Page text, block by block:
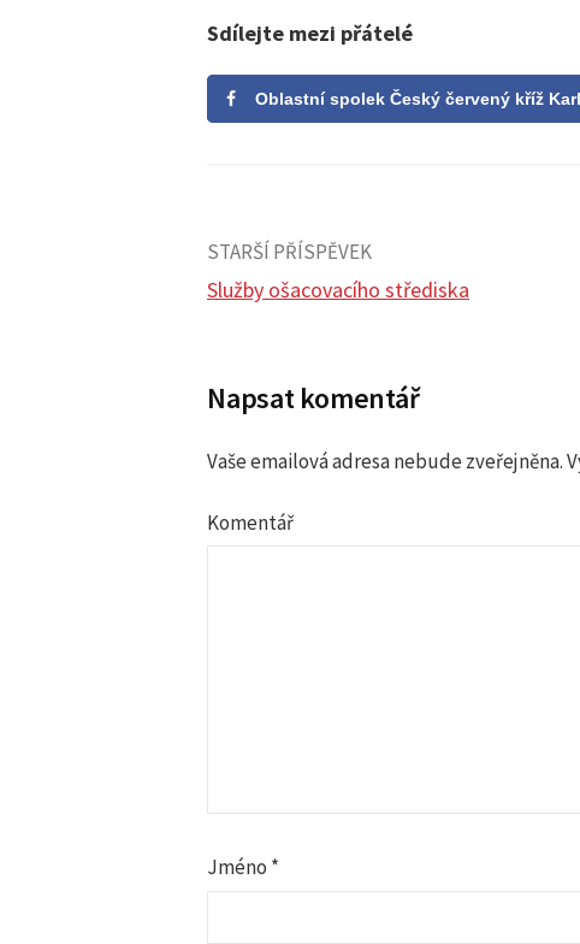
Sdílejte mezi přátelé
Oblastní spolek Český červený kříž
a
v
i
r
STARŠÍ PŘÍSPĚVEK
Služby ošacovacího střediska
Napsat komentář
Vaše emailová adresa nebude zveřejněna.
Komentář
Jméno *